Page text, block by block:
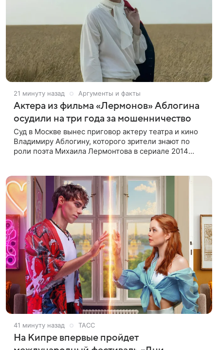
21 минуту назад Аргументы и факты
Актера из фильма «Лермонов» Аблогина
осудили на три года за мошенничество
Суд в Москве вынес приговор актеру театра и кино
Владимиру Аблогину, которого зрители знают по
роли поэта Михаила Лермонтова в сериале 2014
41 минуту назад ТАСС
На Кипре впервые пройдет